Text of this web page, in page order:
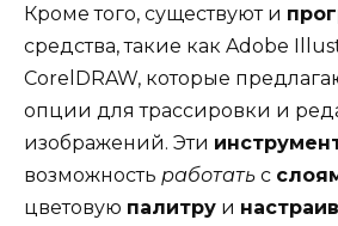
Кроме того, существуют и
средства, такие как Adobe
CorelDRAW, которые
опции для трассировки и
изображений. Эти
возможность работать с
цветовую палитру и